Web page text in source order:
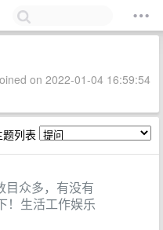
on 2022-01-04 16:59:54
列表
目众多，有没有
！生活工作娱乐